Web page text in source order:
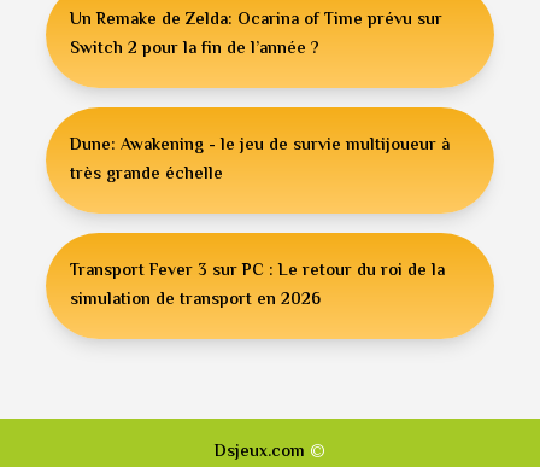
Un Remake de Zelda: Ocarina of Time prévu sur
Switch 2 pour la fin de l’année ?
Dune: Awakening - le jeu de survie multijoueur à
très grande échelle
Transport Fever 3 sur PC : Le retour du roi de la
simulation de transport en 2026
Dsjeux.com ©